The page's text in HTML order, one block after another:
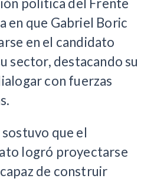
política del Frente
en que Gabriel Boric
en el candidato
sector, destacando su
con fuerzas
que el
logró proyectarse
de construir